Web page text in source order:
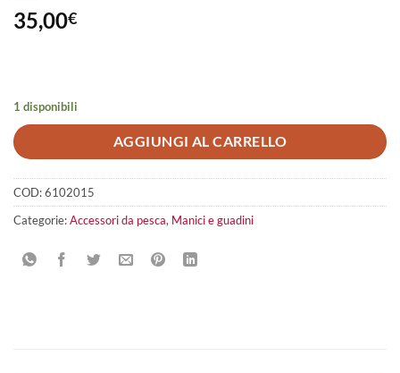
35,00€
1 disponibili
AGGIUNGI AL CARRELLO
COD:6102015
Categorie:Accessori da pesca, Manici e guadini